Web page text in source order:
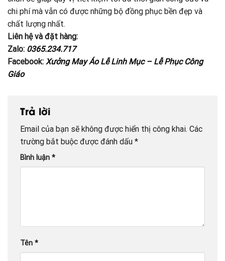
chi phí mà vẫn có được những bộ đồng phục bền đẹp và
chất lượng nhất.
Liên hệ và đặt hàng:
Zalo: 0365.234.717
Facebook: Xưởng May Áo Lễ Linh Mục – Lễ Phục Công
Giáo
Trả lời
Email của bạn sẽ không được hiển thị công khai. Các
trường bắt buộc được đánh dấu *
Bình luận *
Tên *